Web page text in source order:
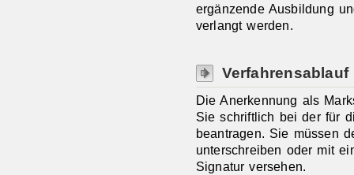
ergänzende Ausbildung
verlangt werden.
Verfahrensablauf
Die Anerkennung als
Sie schriftlich bei der für
beantragen. Sie müssen
unterschreiben oder mit
Signatur versehen.